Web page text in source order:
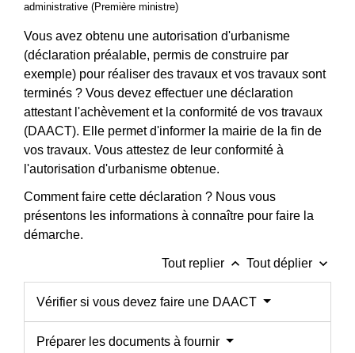
administrative (Première ministre)
Vous avez obtenu une autorisation d'urbanisme
(déclaration préalable, permis de construire par
exemple) pour réaliser des travaux et vos travaux sont
terminés ? Vous devez effectuer une déclaration
attestant l'achèvement et la conformité de vos travaux
(DAACT). Elle permet d'informer la mairie de la fin de
vos travaux. Vous attestez de leur conformité à
l'autorisation d'urbanisme obtenue.
Comment faire cette déclaration ? Nous vous
présentons les informations à connaître pour faire la
démarche.
Tout replier keyboard_arrow_up Tout déplier keyboard_arrow_down
Vérifier si vous devez faire une DAACT
Préparer les documents à fournir